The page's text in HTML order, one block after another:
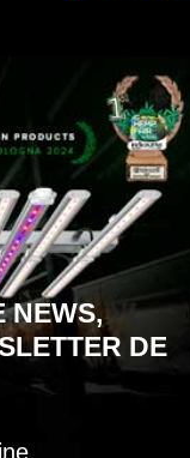
NEWS,
DE